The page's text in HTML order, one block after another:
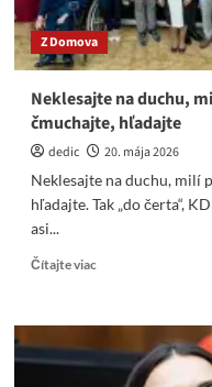
Z Domova
Neklesajte na duchu,
čmuchajte, hľadajte
dedic
20. mája 2026
Neklesajte na duchu, milí
hľadajte. Tak „do čerta“,
asi...
Čítajte viacRead
Neklesajte
na
duchu,